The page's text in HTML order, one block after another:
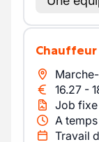
16.27 -
Job fixe
A
Travail